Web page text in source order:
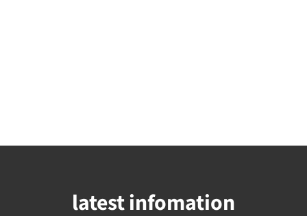
latest infomation